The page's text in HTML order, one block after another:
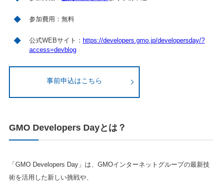
参加費用：無料
公式WEBサイト： https://developers.gmo.jp/developersday/?
access=devblog
事前申込はこちら
GMO Developers Dayとは？
「GMO Developers Day」は、GMOインターネットグループの最新技
術を活用した新しい挑戦や、